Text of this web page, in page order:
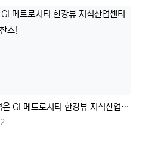
GL메트로시티 한강뷰 지식산업센터 절호의 찬스!